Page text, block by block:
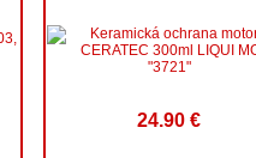
24.90 €